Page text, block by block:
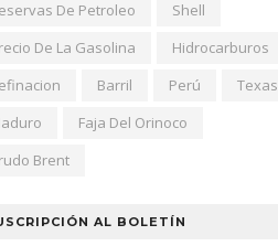
De Petroleo
Shell
De La Gasolina
Hidrocarburos
Barril Perú
Texas
Faja Del Orinoco
Brent
AL BOLETÍN